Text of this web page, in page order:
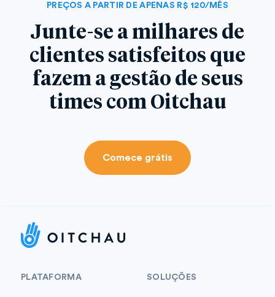
PREÇOS A PARTIR DE APENAS R$ 120/MÊS
Junte-se a milhares de
clientes satisfeitos que
fazem a gestão de seus
times com Oitchau
Comece grátis
PLATAFORMA SOLUÇÕES